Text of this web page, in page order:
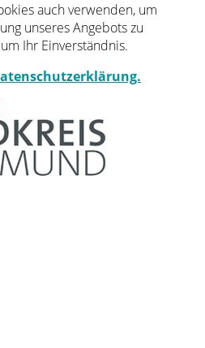
auch verwenden, um
unseres Angebots zu
Ihr Einverständnis.